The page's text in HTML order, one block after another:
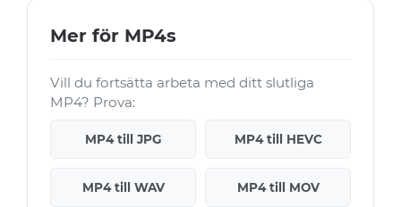
Mer för MP4s
Vill du fortsätta arbeta med ditt slutliga
MP4? Prova:
MP4 till JPG MP4 till HEVC
MP4 till WAV MP4 till MOV